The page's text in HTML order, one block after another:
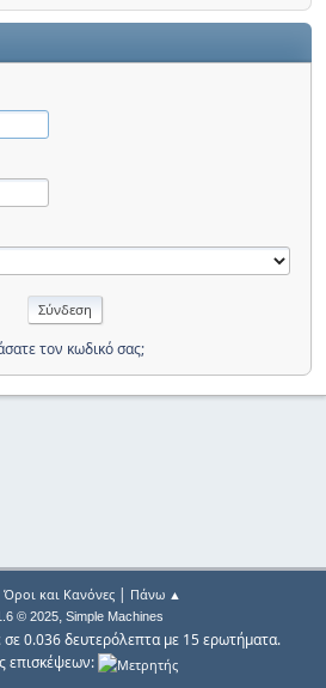
τον κωδικό σας;
Όροι και Κανόνες| Πάνω ▲
© 2025, Simple Machines
σε 0.036 δευτερόλεπτα με 15 ερωτήματα.
επισκέψεων: